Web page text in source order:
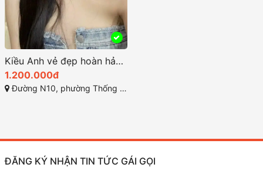
Kiều Anh vẻ đẹp hoàn hảo giữa sự quyến rũ và thanh lịch
1.200.000đ
Đường N10, phường Thống Nhất, Thành phố Biên Hòa, Đồng Nai
ĐĂNG KÝ NHẬN TIN TỨC GÁI GỌI